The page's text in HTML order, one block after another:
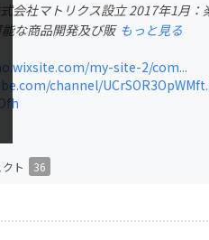
ゲーム・サービス開発
チャレンジ
CAMPFIREふるさと納税
式会社マトリクス設立 2017年1月
な商品開発及び販 もっと見る
my-site-2/com...
channel/
ト 36